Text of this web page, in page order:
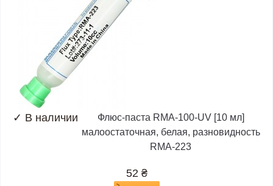
✓ В наличии
Флюс-паста RMA-100-UV [10 мл]
малоостаточная, белая, разновидность
RMA-223
52 ₴